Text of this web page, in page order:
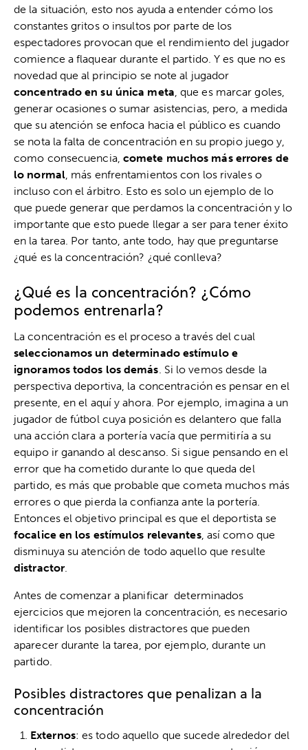
de la situación, esto nos ayuda a entender cómo los
constantes gritos o insultos por parte de los
espectadores provocan que el rendimiento del jugador
comience a flaquear durante el partido. Y es que no es
novedad que al principio se note al jugador
concentrado en su única meta, que es marcar goles,
generar ocasiones o sumar asistencias, pero, a medida
que su atención se enfoca hacia el público es cuando
se nota la falta de concentración en su propio juego y,
como consecuencia, comete muchos más errores de
lo normal, más enfrentamientos con los rivales o
incluso con el árbitro. Esto es solo un ejemplo de lo
que puede generar que perdamos la concentración y lo
importante que esto puede llegar a ser para tener éxito
en la tarea. Por tanto, ante todo, hay que preguntarse
¿qué es la concentración? ¿qué conlleva?
¿Qué es la concentración? ¿Cómo
podemos entrenarla?
La concentración es el proceso a través del cual
seleccionamos un determinado estímulo e
ignoramos todos los demás. Si lo vemos desde la
perspectiva deportiva, la concentración es pensar en el
presente, en el aquí y ahora. Por ejemplo, imagina a un
jugador de fútbol cuya posición es delantero que falla
una acción clara a portería vacía que permitiría a su
equipo ir ganando al descanso. Si sigue pensando en el
error que ha cometido durante lo que queda del
partido, es más que probable que cometa muchos más
errores o que pierda la confianza ante la portería.
Entonces el objetivo principal es que el deportista se
focalice en los estímulos relevantes, así como que
disminuya su atención de todo aquello que resulte
distractor.
Antes de comenzar a planificar determinados
ejercicios que mejoren la concentración, es necesario
identificar los posibles distractores que pueden
aparecer durante la tarea, por ejemplo, durante un
partido.
Posibles distractores que penalizan a la
concentración
Externos: es todo aquello que sucede alrededor del